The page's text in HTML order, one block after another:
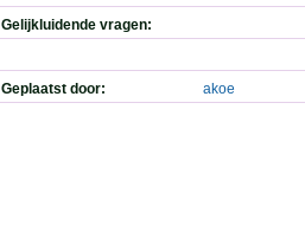
Gelijkluidende vragen:
Geplaatst door: akoe